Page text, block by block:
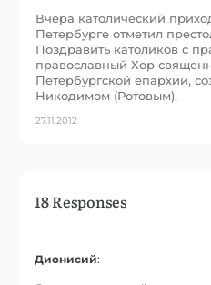
Вчера католический
Петербурге отметил
Поздравить католиков с
православный Хор
Петербургской епархии,
Никодимом (Ротовым).
27.11.2012
18 Responses
Дионисий: